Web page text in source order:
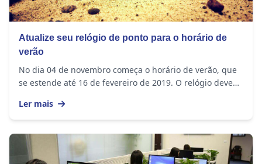
Atualize seu relógio de ponto para o horário de
verão
No dia 04 de novembro começa o horário de verão, que
se estende até 16 de fevereiro de 2019. O relógio deve
Ler mais